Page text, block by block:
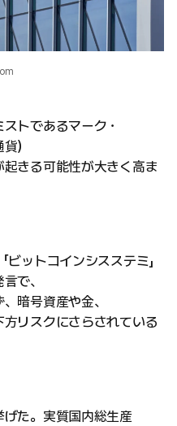
トであるマーク・
）
きる可能性が大きく高ま
ットコインシスステミ」
で、
暗号資産や金、
リスクにさらされている
た。実質国内総生産